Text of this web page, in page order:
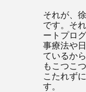
それが、
です。そ
ートプロ
事療法や
ているか
もこつこ
こたれず
す。